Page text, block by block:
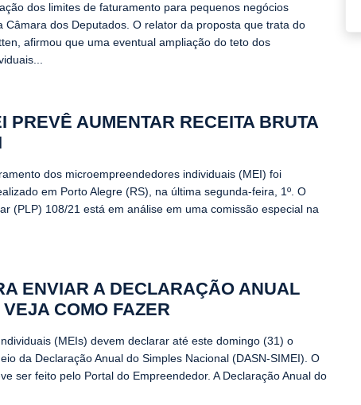
dos limites de faturamento para pequenos negócios
Câmara dos Deputados. O relator da proposta que trata do
afirmou que uma eventual ampliação do teto dos
PREVÊ AUMENTAR RECEITA BRUTA
dos microempreendedores individuais (MEI) foi
em Porto Alegre (RS), na última segunda-feira, 1º. O
(PLP) 108/21 está em análise em uma comissão especial na
ENVIAR A DECLARAÇÃO ANUAL
COMO FAZER
(MEIs) devem declarar até este domingo (31) o
da Declaração Anual do Simples Nacional (DASN-SIMEI). O
ser feito pelo Portal do Empreendedor. A Declaração Anual do